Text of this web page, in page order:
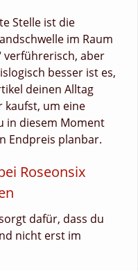
Stelle ist die
im Raum
verführerisch, aber
besser ist es,
deinen Alltag
kaufst, um eine
in diesem Moment
Endpreis planbar.
Roseonsix
dafür, dass du
nicht erst im